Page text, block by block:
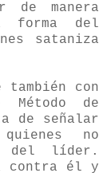
de manera
forma del
sataniza
con
de
de señalar
no
del líder.
contra él y